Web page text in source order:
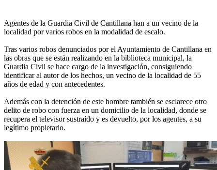
Agentes de la Guardia Civil de Cantillana han a un vecino de la
localidad por varios robos en la modalidad de escalo.
Tras varios robos denunciados por el Ayuntamiento de Cantillana en
las obras que se están realizando en la biblioteca municipal, la
Guardia Civil se hace cargo de la investigación, consiguiendo
identificar al autor de los hechos, un vecino de la localidad de 55
años de edad y con antecedentes.
Además con la detención de este hombre también se esclarece otro
delito de robo con fuerza en un domicilio de la localidad, donde se
recupera el televisor sustraído y es devuelto, por los agentes, a su
legítimo propietario.